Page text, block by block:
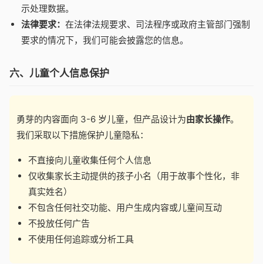
示处理数据。
法律要求： 在法律法规要求、司法程序或政府主管部门强制
要求的情况下，我们可能会披露您的信息。
六、儿童个人信息保护
勇芽的内容面向 3-6 岁儿童，但产品设计为由家长操作。
我们采取以下措施保护儿童隐私：
不直接向儿童收集任何个人信息
仅收集家长主动提供的孩子小名（用于故事个性化，非
真实姓名）
不包含任何社交功能、用户生成内容或儿童间互动
不投放任何广告
不使用任何追踪或分析工具